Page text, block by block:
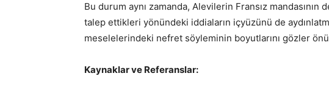
Bu durum aynı zamanda, Alevilerin Fransız mandasının
talep ettikleri yönündeki iddiaların içyüzünü de
meselelerindeki nefret söyleminin boyutlarını gözler
Kaynaklar ve Referanslar: